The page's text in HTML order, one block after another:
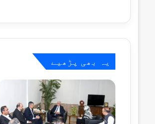
ملکی زرمبادلہ کے ذخائر 14.57 ارب ڈالر ہوگئے
جون 15, 2024
عالمی بینک نے پاکستان کے لیے 15 کروڑ ڈالرز فنڈز
یہ بھی پڑھیے